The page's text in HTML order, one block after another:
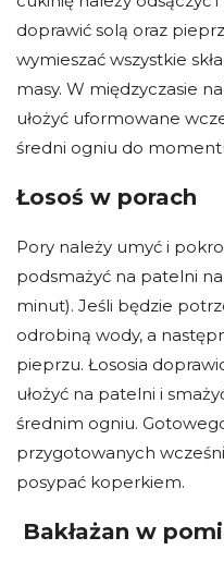
doprawić solą oraz
wymieszać wszystkie
masy. W międzyczasie
ułożyć uformowane
średni ogniu do
Łosoś w porach
Pory należy umyć i
podsmażyć na patelni
minut). Jeśli będzie
odrobiną wody, a
pieprzu. Łososia
ułożyć na patelni i
średnim ogniu.
przygotowanych
posypać koperkiem.
Bakłażan w